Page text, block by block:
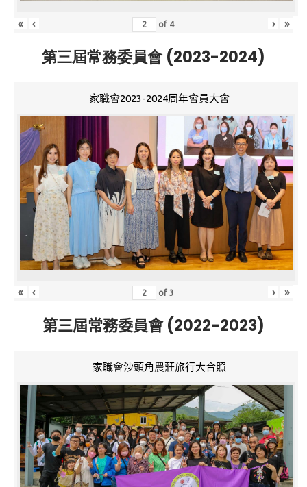
« ‹ of 4 › »
第三屆常務委員會 (2023-2024)
家職會2023-2024周年會員大會
« ‹ of3 › »
第三屆常務委員會 (2022-2023)
家職會沙頭角農莊旅行大合照